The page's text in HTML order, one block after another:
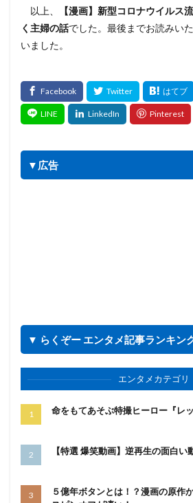
以上、
【漫画】新型コロナウイルス
く主婦の話でした。最後までお読みい
いました。
▼広告
▼ らくぞー エンタメ記事ランキン
エンタメカテゴリ
命をもてあそぶ特撮ヒーロー『レッ
【特選 爆笑動画】逆再生の面白い
５億年ボタンとは！？漫画の原作